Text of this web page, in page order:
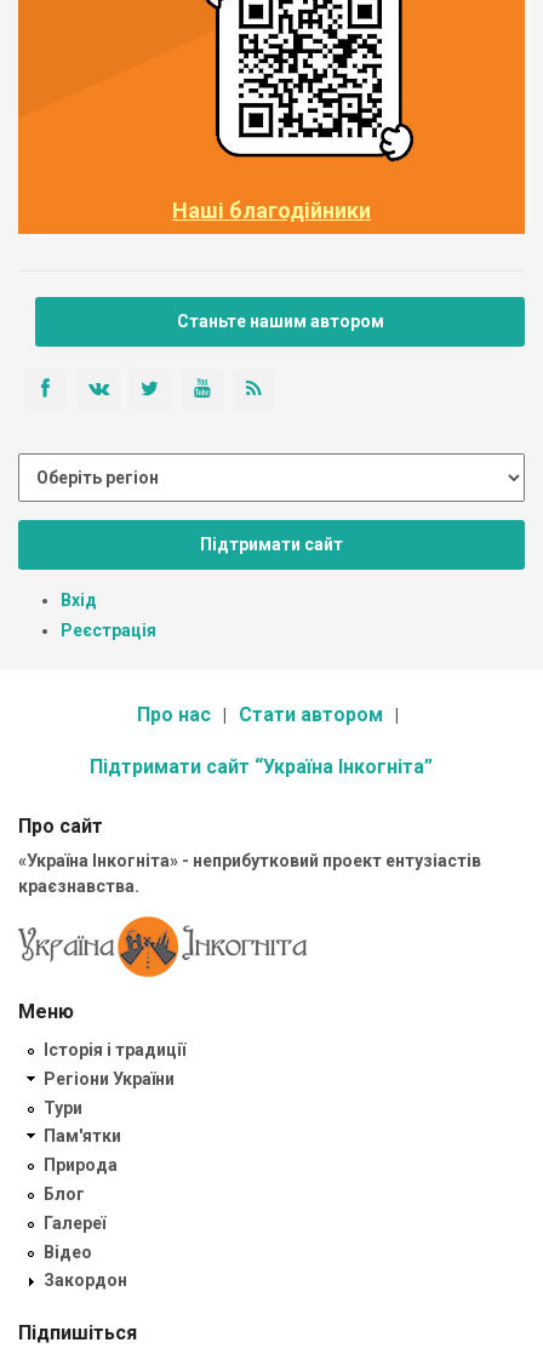
Наші благодійники
Станьте нашим автором
Підтримати сайт
Вхід
Реєстрація
Про нас Стати автором
Підтримати сайт “Україна Інкогніта”
Про сайт
«Україна Інкогніта» - неприбутковий проект ентузіастів
краєзнавства.
Меню
Історія і традиції
Регіони України
Тури
Пам'ятки
Природа
Блог
Галереї
Відео
Закордон
Підпишіться